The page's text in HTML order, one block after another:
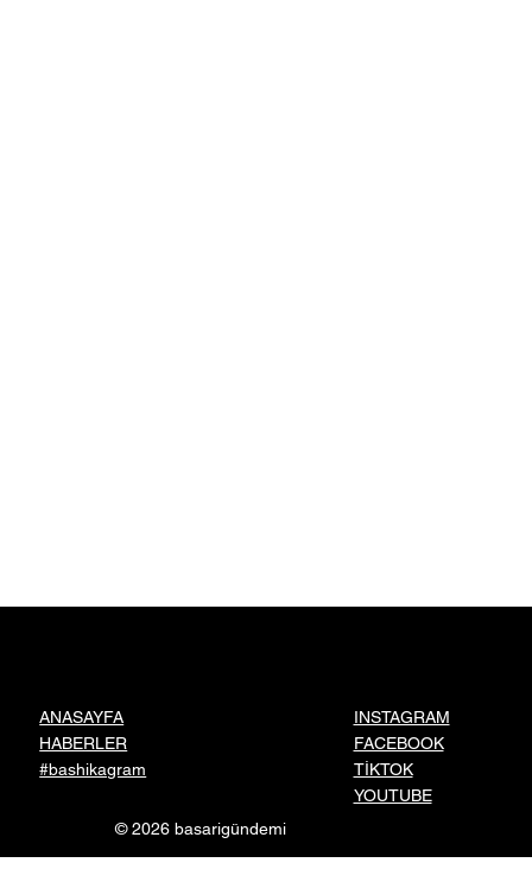
ANASAYFA
HABERLER
#bashikagram
INSTAGRAM
FACEBOOK
TİKTOK
YOUTUBE
© 2026 basarigündemi